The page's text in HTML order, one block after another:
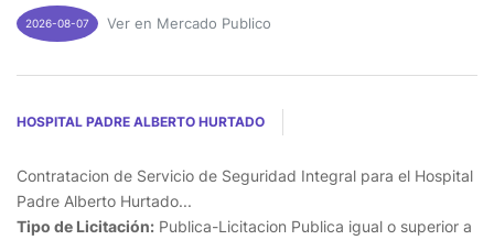
2026-08-07 Ver en Mercado Publico
HOSPITAL PADRE ALBERTO HURTADO
Contratacion de Servicio de Seguridad Integral para el Hospital
Padre Alberto Hurtado...
Tipo de Licitación: Publica-Licitacion Publica igual o superior a